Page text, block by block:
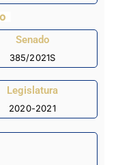
Senado
385/2021S
Legislatura
2020-2021